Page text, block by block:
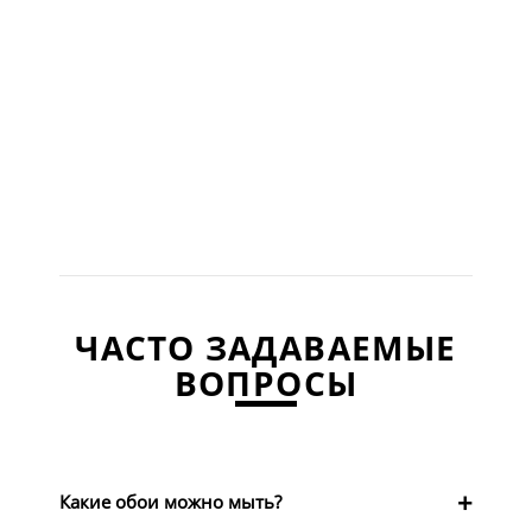
ЧАСТО ЗАДАВАЕМЫЕ
ВОПРОСЫ
Какие обои можно мыть?